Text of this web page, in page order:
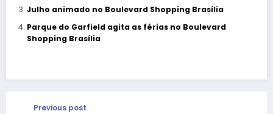
Julho animado no Boulevard Shopping Brasília
Parque do Garfield agita as férias no Boulevard
Shopping Brasília
Previous post